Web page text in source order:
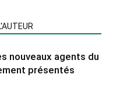
nouveaux agents du
présentés